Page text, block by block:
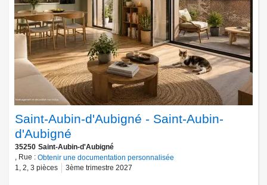
Saint-Aubin-d'Aubigné - Saint-Aubin-
d'Aubigné
35250 Saint-Aubin-d'Aubigné
, Rue : Obtenir une documentation personnalisée
1, 2, 3 pièces 3ème trimestre 2027